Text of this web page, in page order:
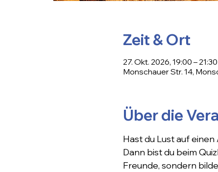
Zeit & Ort
27. Okt. 2026, 19:00 – 21:30
Monschauer Str. 14,
Über die
Hast du Lust auf
Dann bist du beim
Freunde, sondern